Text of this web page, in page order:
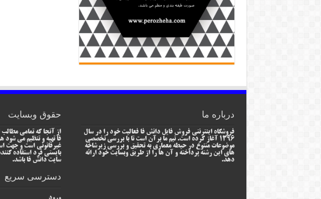
درباره ما
فروشگاه اینترنتی فروش فایل دانش فا فعالیت خود را در سال
1396 آغاز کرده است. تیم ما برآن است تا با بررسی تخصصی
موضوعات متنوع در حیطه معماری به تحقیق و بررسی زیرشاخه
های این رشته پرداخته و آن ها را از طریق وبسایت خود ارائه
دهد.
حقوق وبسایت
از آنجا که تمامی
فا تهیه و تنظیم می شود
غیرقانونی است و جهت
بایستی فرد استفاده
سایت دانش فا باشد.
دسترسی سریع